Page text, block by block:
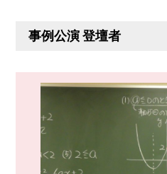
事例公演 登壇者